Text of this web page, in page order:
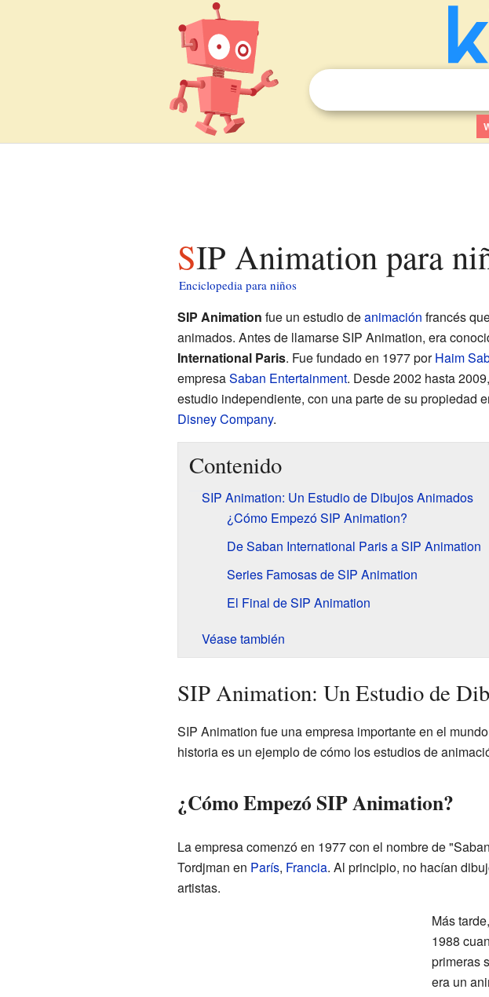
SIP Animation para
Enciclopedia para niños
SIP Animation fue un estudio deanimación francés
animados. Antes de llamarse SIP Animation, era
International Paris. Fue fundado en 1977 porHaim
empresaSaban Entertainment. Desde 2002 hasta
estudio independiente, con una parte de su propiedad
Disney Company.
Contenido
SIP Animation: Un Estudio de Dibujos Animados
¿Cómo Empezó SIP Animation?
De Saban International Paris a SIP Animation
Series Famosas de SIP Animation
El Final de SIP Animation
Véase también
SIP Animation: Un Estudio de
SIP Animation fue una empresa importante en el
historia es un ejemplo de cómo los estudios de
¿Cómo Empezó SIP Animation?
La empresa comenzó en 1977 con el nombre de
Tordjman en París, Francia. Al principio, no hacían
artistas.
Más
1988
primeras
era un